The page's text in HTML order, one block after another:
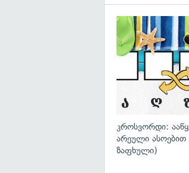
კროსვორდი:
არეული ასოებით
ზაფხული)